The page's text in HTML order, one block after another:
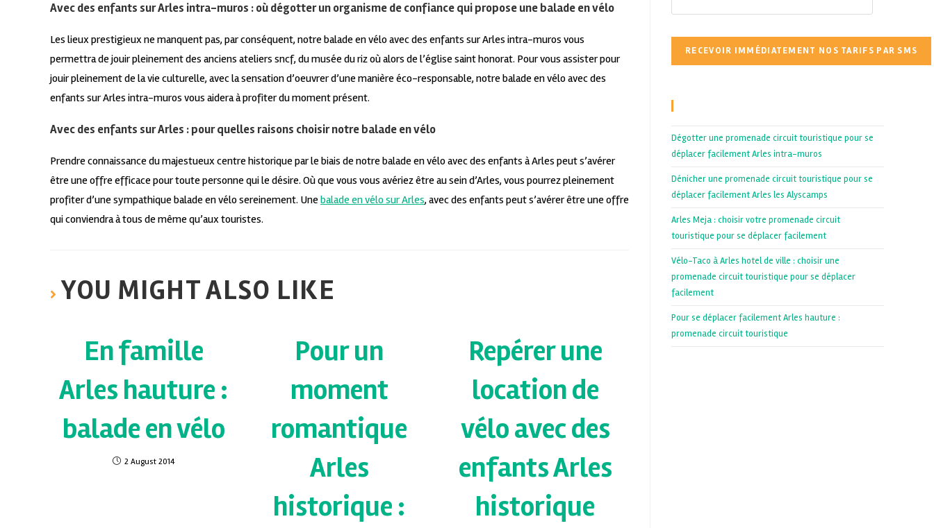
Avec des enfants sur Arles intra-muros : où dégotter un organisme de confiance qui propose une balade en vélo
Les lieux prestigieux ne manquent pas, par conséquent, notre balade en vélo avec des enfants sur Arles intra-muros vous
permettra de jouir pleinement des anciens ateliers sncf, du musée du riz où alors de l’église saint honorat. Pour vous assister pour
jouir pleinement de la vie culturelle, avec la sensation d’oeuvrer d’une manière éco-responsable, notre balade en vélo avec des
enfants sur Arles intra-muros vous aidera à profiter du moment présent.
Avec des enfants sur Arles : pour quelles raisons choisir notre balade en vélo
Prendre connaissance du majestueux centre historique par le biais de notre balade en vélo avec des enfants à Arles peut s’avérer
être une offre efficace pour toute personne qui le désire. Où que vous vous avériez être au sein d’Arles, vous pourrez pleinement
profiter d’une sympathique balade en vélo sereinement. Une balade en vélo sur Arles, avec des enfants peut s’avérer être une offre
qui conviendra à tous de même qu’aux touristes.
YOU MIGHT ALSO LIKE
En famille
Arles hauture :
balade en vélo
2 August 2014
Pour un
moment
romantique
Arles
historique :
Repérer une
location de
vélo avec des
enfants Arles
historique
Dégotter une promenade circuit touristique pour se
déplacer facilement Arles intra-muros
Dénicher une promenade circuit touristique pour se
déplacer facilement Arles les Alyscamps
Arles Meja : choisir votre promenade circuit
touristique pour se déplacer facilement
Vélo-Taco à Arles hotel de ville : choisir une
promenade circuit touristique pour se déplacer
facilement
Pour se déplacer facilement Arles hauture :
promenade circuit touristique